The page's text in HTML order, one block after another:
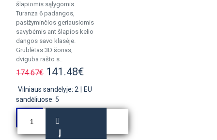
šlapiomis sąlygomis.
Turanza 6 padangos,
pasižyminčios geriausiomis
savybėmis ant šlapios kelio
dangos savo klasėje.
Grublėtas 3D šonas,
dviguba rašto s..
174.67€ 141.48€
Vilniaus sandėlyje: 2
EU
sandėliuose: 5
Į